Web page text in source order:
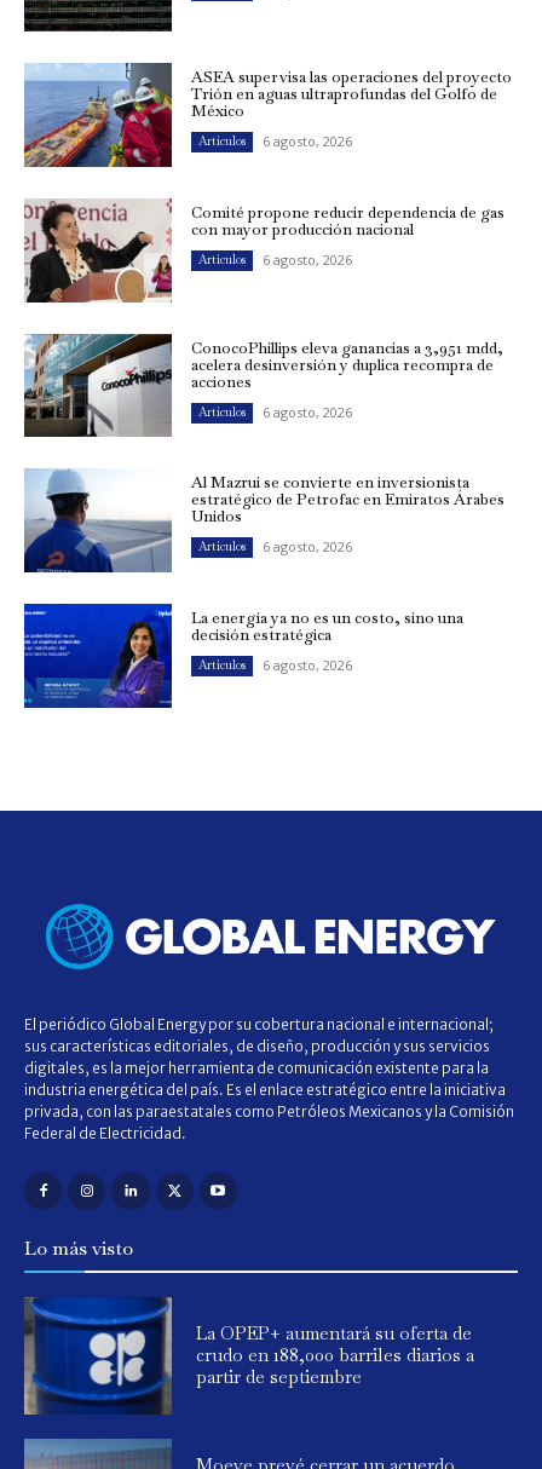
ASEA supervisa las operaciones del proyecto
Trión en aguas ultraprofundas del Golfo de
México
Artículos 6 agosto, 2026
Comité propone reducir dependencia de gas
con mayor producción nacional
Artículos 6 agosto, 2026
ConocoPhillips eleva ganancias a 3,951 mdd,
acelera desinversión y duplica recompra de
acciones
Artículos 6 agosto, 2026
Al Mazrui se convierte en inversionista
estratégico de Petrofac en Emiratos Árabes
Unidos
Artículos 6 agosto, 2026
La energía ya no es un costo, sino una
decisión estratégica
Artículos 6 agosto, 2026
El periódico Global Energy por su cobertura nacional e internacional;
sus características editoriales, de diseño, producción y sus servicios
digitales, es la mejor herramienta de comunicación existente para la
industria energética del país. Es el enlace estratégico entre la iniciativa
privada, con las paraestatales como Petróleos Mexicanos y la Comisión
Federal de Electricidad.
Lo más visto
La OPEP+ aumentará su oferta de
crudo en 188,000 barriles diarios a
partir de septiembre